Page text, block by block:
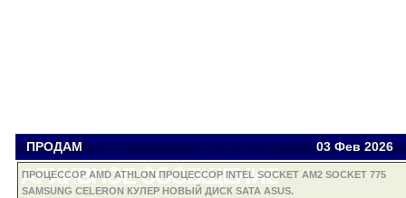
ПРОДАМ Viator viatora@ukr.net 03 Фев2026
ПРОЦЕССОР AMD ATHLON ПРОЦЕССОР INTEL SOCKET AM2 SOCKET 775
SAMSUNG CELERON КУЛЕР НОВЫЙ ДИСК SATA ASUS.